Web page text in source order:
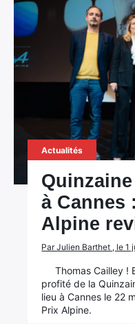
Actualités
à Cannes
Alpine
Par Julien Barthet , le 1
Thomas Cailley !
profité de la
lieu à Cannes le 22
Prix Alpine.